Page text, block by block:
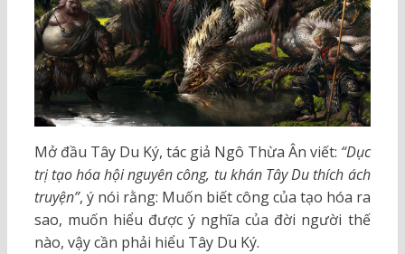
Mở đầu Tây Du Ký, tác giả Ngô Thừa Ân viết: “Dục
trị tạo hóa hội nguyên công, tu khán Tây Du thích ách
truyện”, ý nói rằng: Muốn biết công của tạo hóa ra
sao, muốn hiểu được ý nghĩa của đời người thế
nào, vậy cần phải hiểu Tây Du Ký.